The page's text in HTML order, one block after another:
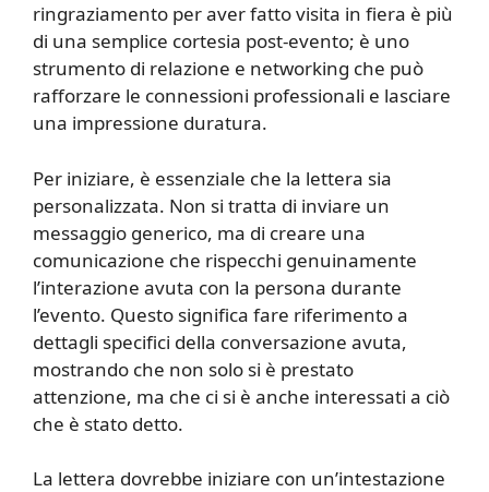
ringraziamento per aver fatto visita in fiera è più
di una semplice cortesia post-evento; è uno
strumento di relazione e networking che può
rafforzare le connessioni professionali e lasciare
una impressione duratura.
Per iniziare, è essenziale che la lettera sia
personalizzata. Non si tratta di inviare un
messaggio generico, ma di creare una
comunicazione che rispecchi genuinamente
l’interazione avuta con la persona durante
l’evento. Questo significa fare riferimento a
dettagli specifici della conversazione avuta,
mostrando che non solo si è prestato
attenzione, ma che ci si è anche interessati a ciò
che è stato detto.
La lettera dovrebbe iniziare con un’intestazione